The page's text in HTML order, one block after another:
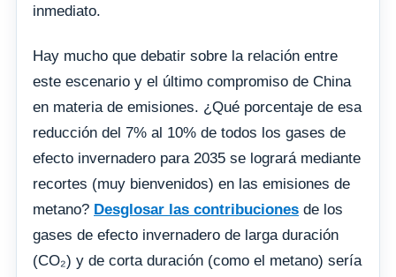
inmediato.
Hay mucho que debatir sobre la relación entre
este escenario y el último compromiso de China
en materia de emisiones. ¿Qué porcentaje de esa
reducción del 7% al 10% de todos los gases de
efecto invernadero para 2035 se logrará mediante
recortes (muy bienvenidos) en las emisiones de
metano? Desglosar las contribuciones de los
gases de efecto invernadero de larga duración
(CO₂) y de corta duración (como el metano) sería